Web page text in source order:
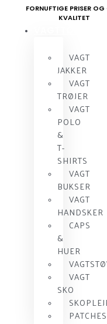
FORNUFTIGE PRISER
KVALITET
VAGT
JAKKER
VAGT
TRØJER
VAGT
POLO
&
T-
SHIRTS
VAGT
BUKSER
VAGT
HANDSKER
CAPS
&
HUER
VAGT
SKO
PATCHES